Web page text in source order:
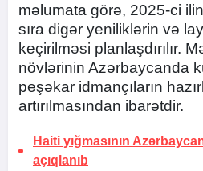
məlumata görə, 2025-ci
sıra digər yeniliklərin və
keçirilməsi planlaşdırılır.
növlərinin Azərbaycanda
peşəkar idmançıların
artırılmasından ibarətdir.
Haiti yığmasının
açıqlanıb